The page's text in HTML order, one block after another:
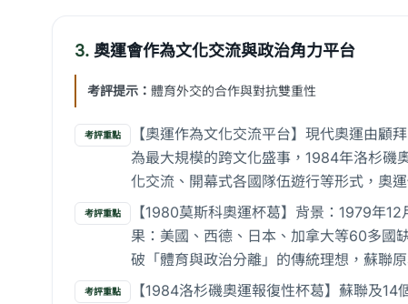
3. 奧運會作為文化交流與政治角力平台
考評提示： 體育外交的合作與對抗雙重性
考評重點
【奧運作為文化交流平台】現代奧運由
為最大規模的跨文化盛事，1984年洛杉磯
化交流、開幕式各國隊伍遊行等形式，奧
考評重點
【1980莫斯科奧運杯葛】背景：1979年
果：美國、西德、日本、加拿大等60多國
破「體育與政治分離」的傳統理想，蘇聯
考評重點
【1984洛杉磯奧運報復性杯葛】蘇聯及